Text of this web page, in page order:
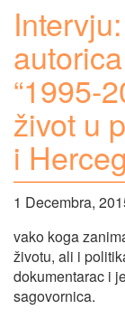
“1995-
život u
i
1 Decembra,
vako koga
životu, ali i
dokumentarac i
sagovornica.